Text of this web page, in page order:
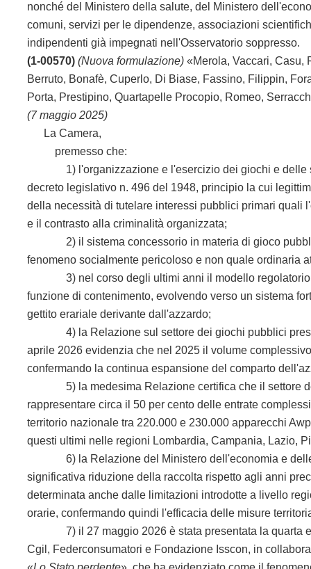
nonché del Ministero della salute, del Ministero
comuni, servizi per le dipendenze, associazioni
indipendenti già impegnati nell'Osservatorio soppresso.
(1-00570) (Nuova formulazione) «Merola, Vaccari, Casu,
Berruto, Bonafè, Cuperlo, Di Biase, Fassino, Filippin,
Porta, Prestipino, Quartapelle Procopio, Romeo,
(7 maggio 2025)
La Camera,
premesso che:
1) l'organizzazione e l'esercizio dei giochi e delle
decreto legislativo n. 496 del 1948, principio la cui
della necessità di tutelare interessi pubblici primari quali
e il contrasto alla criminalità organizzata;
2) il sistema concessorio in materia di gioco
fenomeno socialmente pericoloso e non quale ordinaria
3) nel corso degli ultimi anni il modello regolatorio
funzione di contenimento, evolvendo verso un sistema
gettito erariale derivante dall'azzardo;
4) la Relazione sul settore dei giochi pubblici
aprile 2026 evidenzia che nel 2025 il volume
confermando la continua espansione del comparto
5) la medesima Relazione certifica che il settore
rappresentare circa il 50 per cento delle entrate
territorio nazionale tra 220.000 e 230.000 apparecchi
questi ultimi nelle regioni Lombardia, Campania, Lazio,
6) la Relazione del Ministero dell'economia e delle
significativa riduzione della raccolta rispetto agli anni
determinata anche dalle limitazioni introdotte a livello
orarie, confermando quindi l'efficacia delle misure
7) il 27 maggio 2026 è stata presentata la quarta
Cgil, Federconsumatori e Fondazione Isscon, in